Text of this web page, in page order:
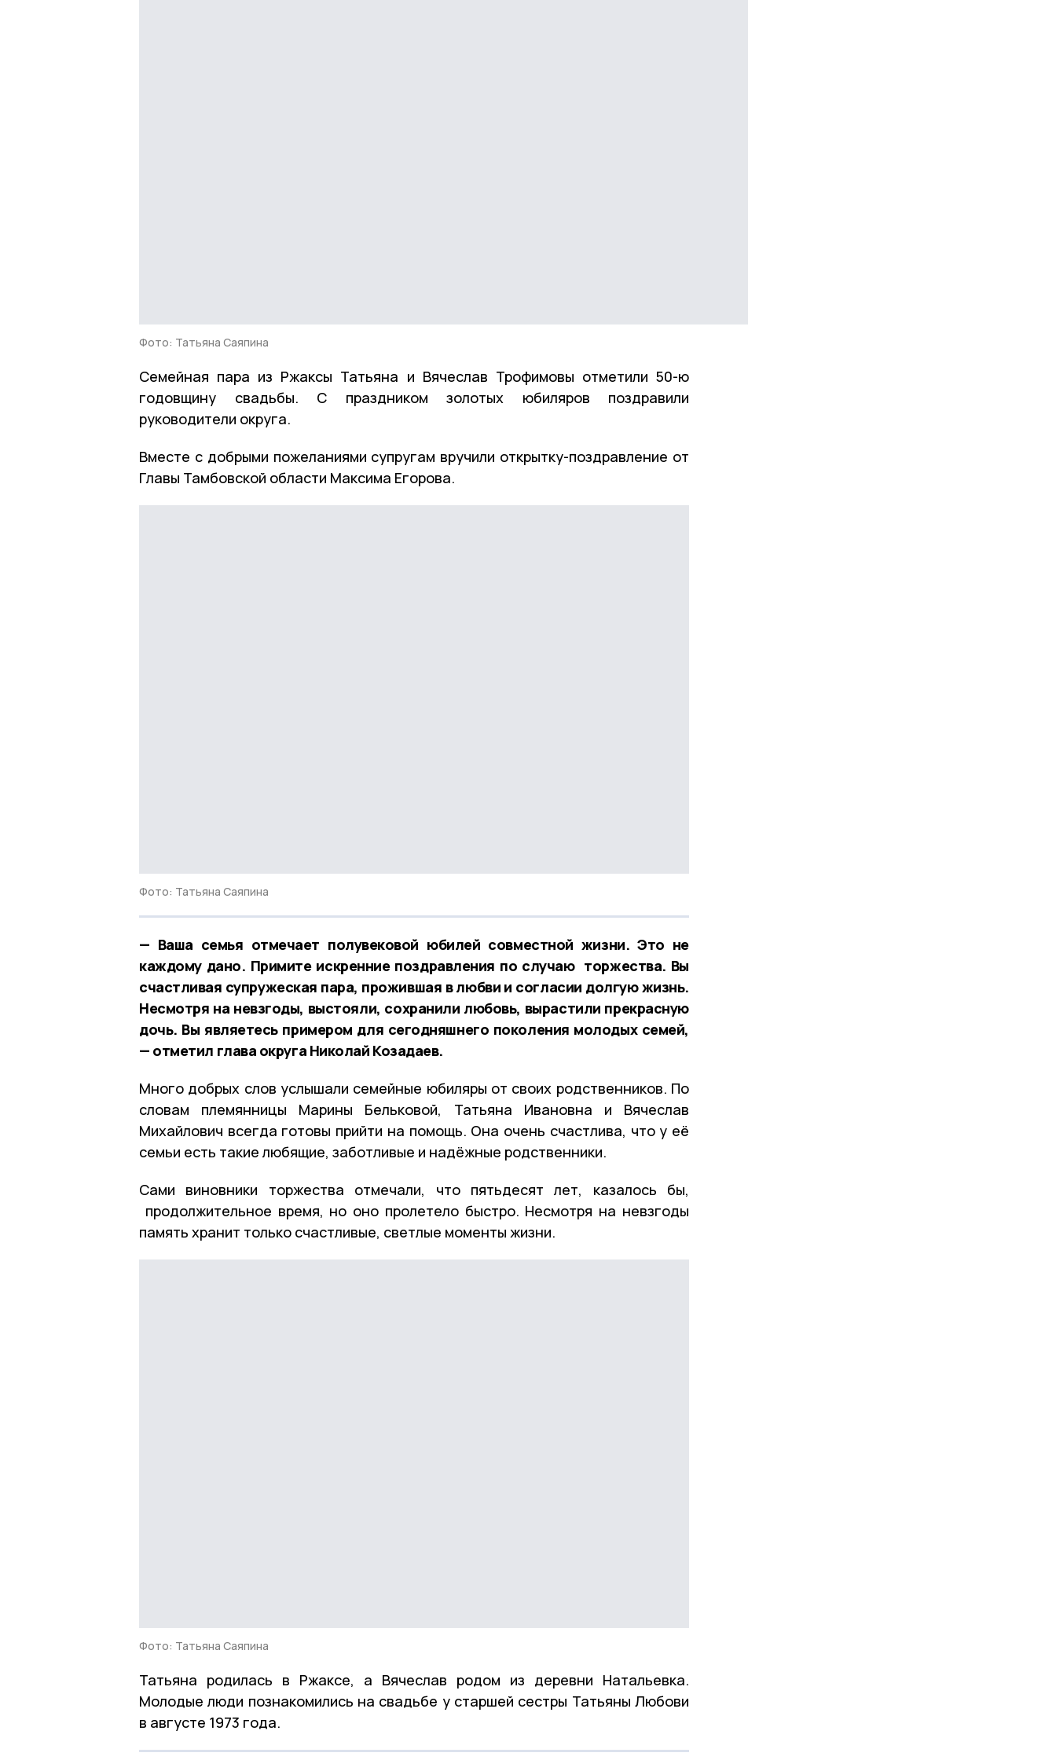
Фото: Татьяна Саяпина
Семейная пара из Ржаксы Татьяна и Вячеслав Трофимовы отметили 50-ю
годовщину свадьбы. С праздником золотых юбиляров поздравили
руководители округа.
Вместе с добрыми пожеланиями супругам вручили открытку-поздравление от
Главы Тамбовской области Максима Егорова.
Фото: Татьяна Саяпина
— Ваша семья отмечает полувековой юбилей совместной жизни. Это не
каждому дано. Примите искренние поздравления по случаю торжества. Вы
счастливая супружеская пара, прожившая в любви и согласии долгую жизнь.
Несмотря на невзгоды, выстояли, сохранили любовь, вырастили прекрасную
дочь. Вы являетесь примером для сегодняшнего поколения молодых семей,
— отметил глава округа Николай Козадаев.
Много добрых слов услышали семейные юбиляры от своих родственников. По
словам племянницы Марины Бельковой, Татьяна Ивановна и Вячеслав
Михайлович всегда готовы прийти на помощь. Она очень счастлива, что у её
семьи есть такие любящие, заботливые и надёжные родственники.
Сами виновники торжества отмечали, что пятьдесят лет, казалось бы,
продолжительное время, но оно пролетело быстро. Несмотря на невзгоды
память хранит только счастливые, светлые моменты жизни.
Фото: Татьяна Саяпина
Татьяна родилась в Ржаксе, а Вячеслав родом из деревни Натальевка.
Молодые люди познакомились на свадьбе у старшей сестры Татьяны Любови
в августе 1973 года.